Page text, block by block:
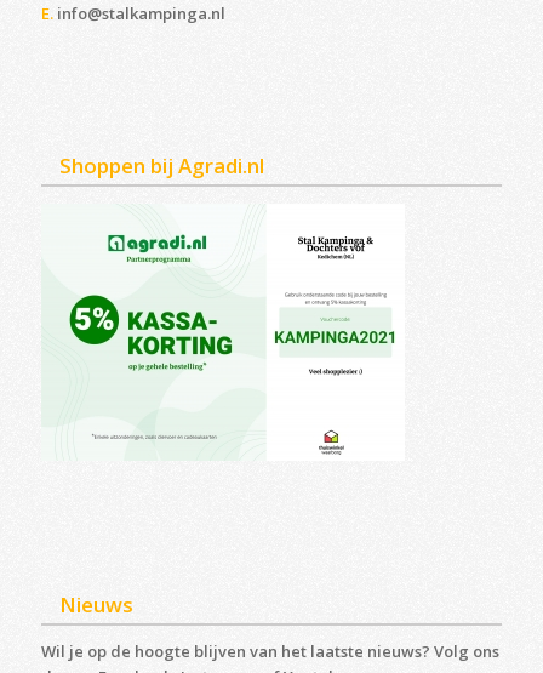
E. info@stalkampinga.nl
Shoppen bij Agradi.nl
Nieuws
Wil je op de hoogte blijven van het laatste nieuws? Volg ons